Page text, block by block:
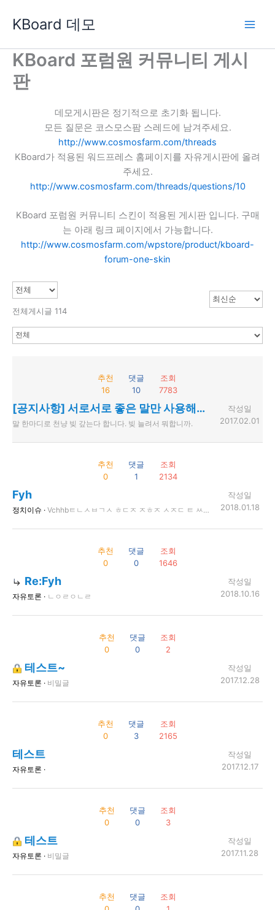
로
KBoard 데모
KBoard 포럼원 커뮤니티 게시
판
데모게시판은 정기적으로 초기화 됩니다.
모든 질문은 코스모스팜 스레드에 남겨주세요.
http://www.cosmosfarm.com/threads
KBoard가 적용된 워드프레스 홈페이지를 자유게시판에 올려
주세요.
http://www.cosmosfarm.com/threads/questions/10
KBoard 포럼원 커뮤니티 스킨이 적용된 게시판 입니다. 구매
는 아래 링크 페이지에서 가능합니다.
http://www.cosmosfarm.com/wpstore/product/kboard-
forum-one-skin
전체게시글 114
추천
16
댓글
10
조회
7783
[공지사항] 서로서로 좋은 말만 사용해주세요.
말 한마디로 천냥 빚 갚는다 합니다. 빚 늘려서 뭐합니까.
작성일
2017.02.01
추천
0
댓글
1
조회
2134
Fyh
정치이슈 · Vchhbㅌㄴㅅㅂㄱㅅ ㅎㄷㅈ ㅈㅎㅈ ㅅㅈㄷ ㅌ ㅆㅈ6
작성일
2018.01.18
추천
0
댓글
0
조회
1646
Re:Fyh
자유토론 · ㄴㅇㄹㅇㄴㄹ
작성일
2018.10.16
추천
0
댓글
0
조회
2
테스트~
자유토론 · 비밀글
작성일
2017.12.28
추천
0
댓글
3
조회
2165
테스트
자유토론 ·
작성일
2017.12.17
추천
0
댓글
0
조회
3
테스트
자유토론 · 비밀글
작성일
2017.11.28
추천
댓글
조회